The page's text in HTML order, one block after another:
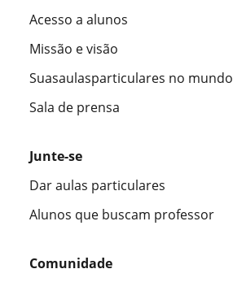
Acesso a alunos
Missão e visão
Suasaulasparticulares no mundo
Sala de prensa
Junte-se
Dar aulas particulares
Alunos que buscam professor
Comunidade